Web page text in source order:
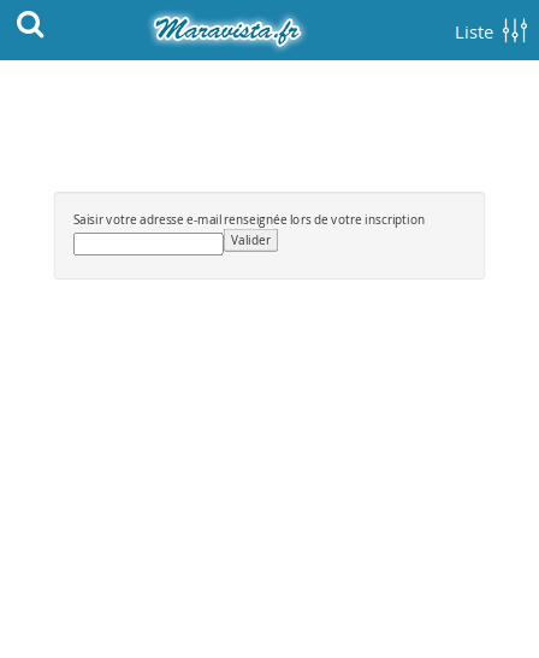
Liste
Saisir votre adresse e-mail renseignée lors de votre inscription